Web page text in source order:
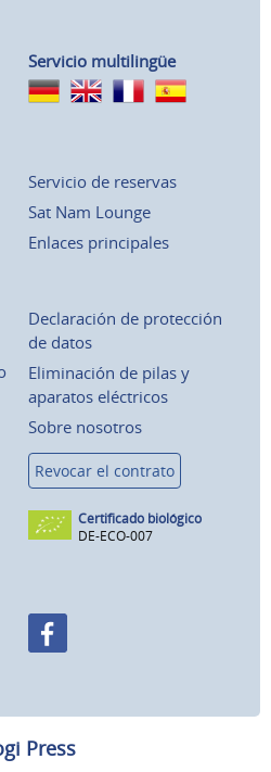
Servicio multilingüe
Servicio de reservas
Sat Nam Lounge
Enlaces principales
Declaración de protección
de datos
Eliminación de pilas y
aparatos eléctricos
Sobre nosotros
Revocar el contrato
Certificado biológico
DE-ECO-007
Press